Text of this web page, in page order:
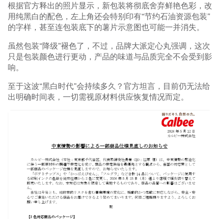
根据官方释出的照片显示，新包装将彻底舍弃鲜艳色彩，改
用纯黑白的配色，左上角还会特别印有“节约石油资源包装”
的字样，甚至连包装底下的薯片示意图也可能一并消失。
虽然包装“降级”褪色了，不过，品牌大派定心丸强调，这次
只是包装颜色进行更动，产品的味道与品质完全不会受到影
响。
至于这波“黑白时代”会持续多久？官方坦言，目前仍无法给
出明确时间表，一切需视原材料供应恢复情况而定。